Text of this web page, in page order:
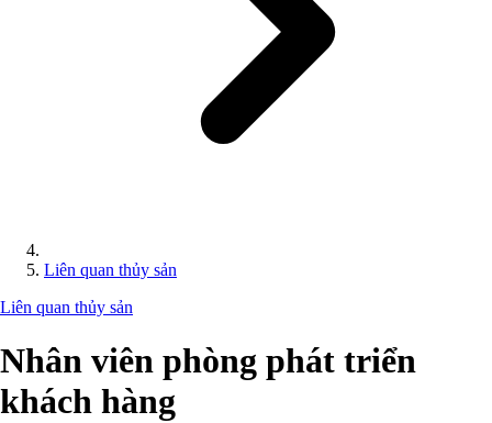
Liên quan thủy sản
Liên quan thủy sản
Nhân viên phòng phát triển
khách hàng